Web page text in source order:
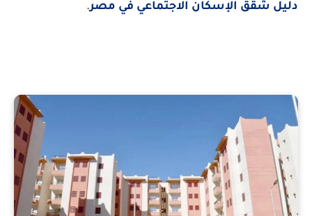
دليل شقق الإسكان الاجتماعي في مصر.